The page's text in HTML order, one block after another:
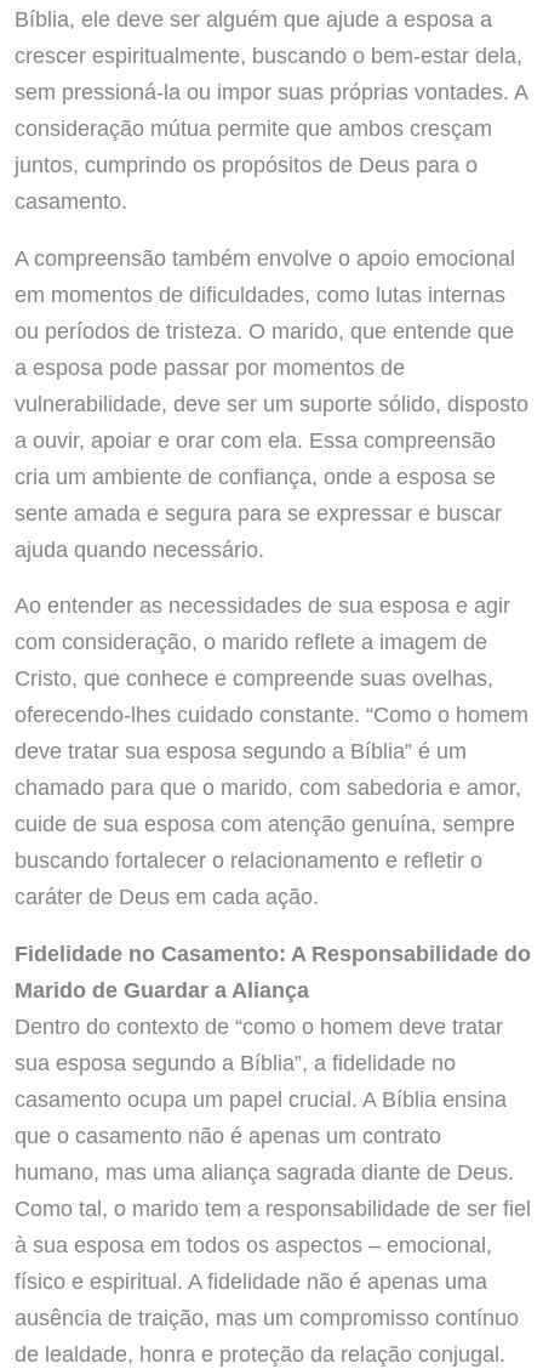
Bíblia, ele deve ser alguém que ajude a esposa a
crescer espiritualmente, buscando o bem-estar dela,
sem pressioná-la ou impor suas próprias vontades. A
consideração mútua permite que ambos cresçam
juntos, cumprindo os propósitos de Deus para o
casamento.
A compreensão também envolve o apoio emocional
em momentos de dificuldades, como lutas internas
ou períodos de tristeza. O marido, que entende que
a esposa pode passar por momentos de
vulnerabilidade, deve ser um suporte sólido, disposto
a ouvir, apoiar e orar com ela. Essa compreensão
cria um ambiente de confiança, onde a esposa se
sente amada e segura para se expressar e buscar
ajuda quando necessário.
Ao entender as necessidades de sua esposa e agir
com consideração, o marido reflete a imagem de
Cristo, que conhece e compreende suas ovelhas,
oferecendo-lhes cuidado constante. “Como o homem
deve tratar sua esposa segundo a Bíblia” é um
chamado para que o marido, com sabedoria e amor,
cuide de sua esposa com atenção genuína, sempre
buscando fortalecer o relacionamento e refletir o
caráter de Deus em cada ação.
Fidelidade no Casamento: A Responsabilidade do
Marido de Guardar a Aliança
Dentro do contexto de “como o homem deve tratar
sua esposa segundo a Bíblia”, a fidelidade no
casamento ocupa um papel crucial. A Bíblia ensina
que o casamento não é apenas um contrato
humano, mas uma aliança sagrada diante de Deus.
Como tal, o marido tem a responsabilidade de ser fiel
à sua esposa em todos os aspectos – emocional,
físico e espiritual. A fidelidade não é apenas uma
ausência de traição, mas um compromisso contínuo
de lealdade, honra e proteção da relação conjugal.